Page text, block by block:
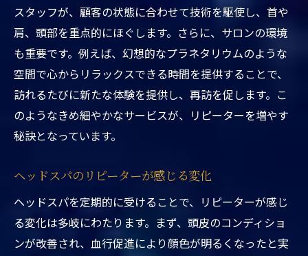
日常疲労を解消する具体的な施術
ホームケアとサロンケアの違い
ヘッドスパで得るリフレッシュ効果
疲れを癒すための毎週の習慣
自己ケアとプロフェッショナルケアの組み
合わせ
健やかな生活を送るための秘訣
心と体の調和を保つ施術方法
バランスを整えるための定期ケア
心身の健康を支えるヘッドスパの力
スタッフが、顧客の状態に合わせて技術を駆使し、首や
肩、頭部を重点的にほぐします。さらに、サロンの環境
も重要です。例えば、幻想的なプラネタリウムのような
空間で心からリラックスできる時間を提供することで、
訪れるたびに新たな体験を提供し、再訪を促します。こ
のようなきめ細やかなサービスが、リピーターを増やす
秘訣となっています。
ヘッドスパのリピーターが感じる変化
ヘッドスパを定期的に受けることで、リピーターが感じ
る変化は多岐にわたります。まず、頭皮のコンディショ
ンが改善され、血行促進により顔色が明るくなったと実